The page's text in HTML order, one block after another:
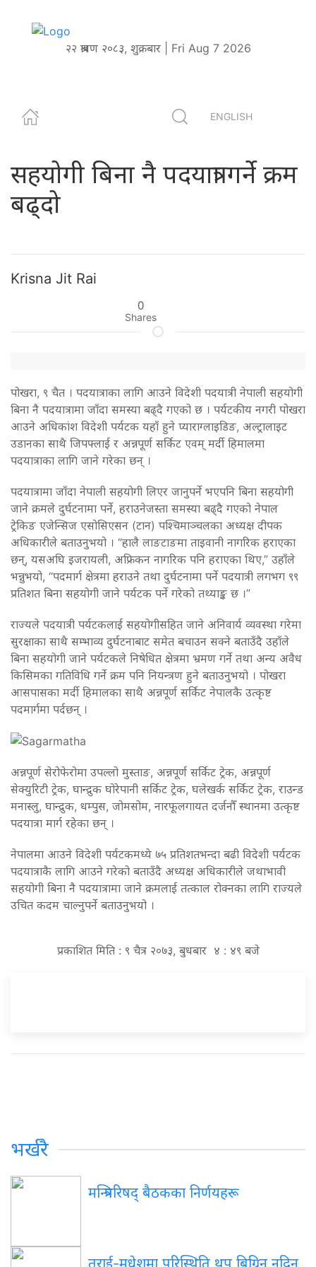
२२ श्रावण २०८३, शुक्रबार | Fri Aug 7 2026
ENGLISH
सहयोगी बिना नै पदयात्रा गर्ने क्रम
बढ्दो
Krisna Jit Rai
0
Shares
पोखरा, ९ चैत । पदयात्राका लागि आउने विदेशी पदयात्री नेपाली सहयोगी
बिना नै पदयात्रामा जाँदा समस्या बढ्दै गएको छ । पर्यटकीय नगरी पोखरा
आउने अधिकांश विदेशी पर्यटक यहाँ हुने प्याराग्लाइडिङ, अल्ट्रालाइट
उडानका साथै जिपफ्लाई र अन्नपूर्ण सर्किट एवम् मर्दी हिमालमा
पदयात्राका लागि जाने गरेका छन् ।
पदयात्रामा जाँदा नेपाली सहयोगी लिएर जानुपर्ने भएपनि बिना सहयोगी
जाने क्रमले दुर्घटनामा पर्ने, हराउनेजस्ता समस्या बढ्दै गएको नेपाल
ट्रेकिङ एजेन्सिज एसोसिएसन (टान) पश्चिमाञ्चलका अध्यक्ष दीपक
अधिकारीले बताउनुभयो । “हालै लाङटाङमा ताइवानी नागरिक हराएका
छन्, यसअघि इजरायली, अफ्रिकन नागरिक पनि हराएका थिए,” उहाँले
भन्नुभयो, “पदमार्ग क्षेत्रमा हराउने तथा दुर्घटनामा पर्ने पदयात्री लगभग ९९
प्रतिशत बिना सहयोगी जाने पर्यटक पर्ने गरेको तथ्याङ्क छ ।”
राज्यले पदयात्री पर्यटकलाई सहयोगीसहित जाने अनिवार्य व्यवस्था गरेमा
सुरक्षाका साथै सम्भाव्य दुर्घटनाबाट समेत बचाउन सक्ने बताउँदै उहाँले
बिना सहयोगी जाने पर्यटकले निषेधित क्षेत्रमा भ्रमण गर्ने तथा अन्य अवैध
किसिमका गतिविधि गर्ने क्रम पनि नियन्त्रण हुने बताउनुभयो । पोखरा
आसपासका मर्दी हिमालका साथै अन्नपूर्ण सर्किट नेपालकै उत्कृष्ट
पदमार्गमा पर्दछन् ।
अन्नपूर्ण सेरोफेरोमा उपल्लो मुस्ताङ, अन्नपूर्ण सर्किट ट्रेक, अन्नपूर्ण
सेक्युरिटी ट्रेक, घान्द्रुक घोरेपानी सर्किट ट्रेक, घलेखर्क सर्किट ट्रेक, राउन्ड
मनास्लु, घान्द्रुक, धम्पुस, जोमसोम, नारफूलगायत दर्जनौँ स्थानमा उत्कृष्ट
पदयात्रा मार्ग रहेका छन् ।
नेपालमा आउने विदेशी पर्यटकमध्ये ७५ प्रतिशतभन्दा बढी विदेशी पर्यटक
पदयात्राकै लागि आउने गरेको बताउँदै अध्यक्ष अधिकारीले जथाभावी
सहयोगी बिना नै पदयात्रामा जाने क्रमलाई तत्काल रोक्नका लागि राज्यले
उचित कदम चाल्नुपर्ने बताउनुभयो ।
प्रकाशित मिति : ९ चैत्र २०७३, बुधबार ४ : ४९ बजे
भर्खरै
मन्त्रिपरिषद् बैठकका निर्णयहरू